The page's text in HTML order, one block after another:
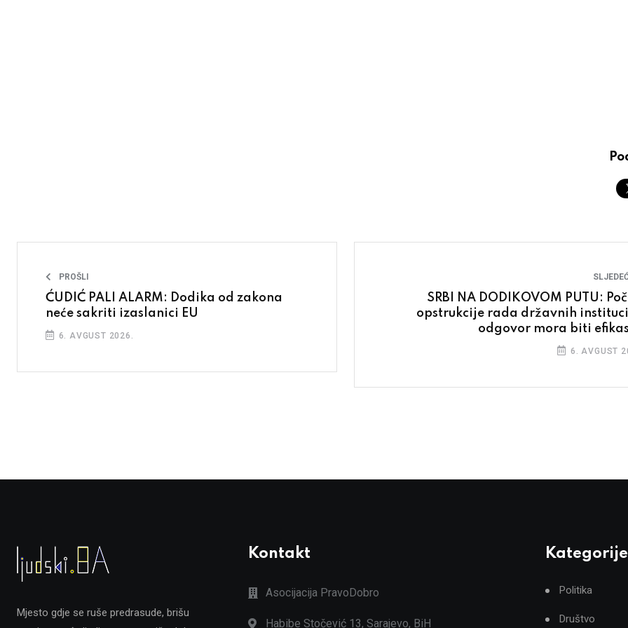
PROŠLI
ĆUDIĆ PALI ALARM: Dodika od zakona
neće sakriti izaslanici EU
6. AVGUST 2026.
SRBI NA DODIKOVOM PUTU:
opstrukcije rada državnih
odgovor mora biti
6. AVGUST
Mjesto gdje se ruše predrasude, brišu
Kontakt
Asocijacija PravoDobro
Habibe Stočević 13, Sarajevo, BiH
Kategorije
Politika
Društvo